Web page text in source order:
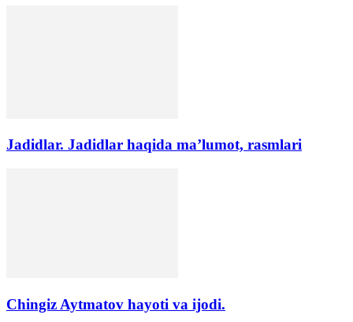
Jadidlar. Jadidlar haqida ma’lumot, rasmlari
Chingiz Aytmatov hayoti va ijodi.